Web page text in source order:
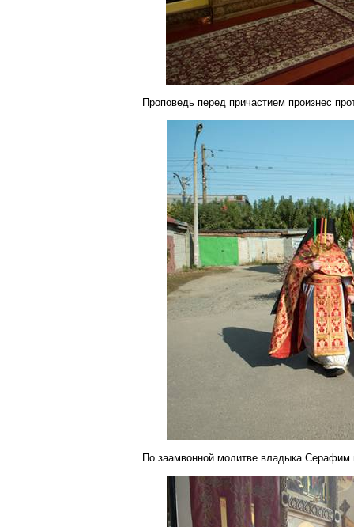
Проповедь перед причастием произнес
По заамвонной молитве владыка Серафим